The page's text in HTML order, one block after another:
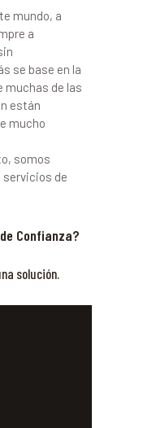
mundo, a
a
se base en la
muchas de las
están
mucho
somos
servicios de
Confianza?
solución.